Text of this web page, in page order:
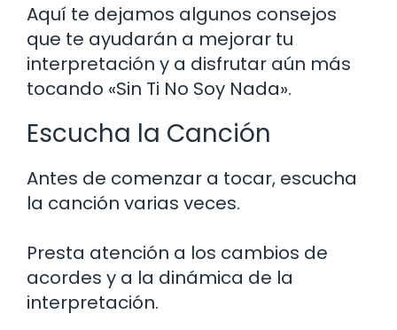
Aquí te dejamos algunos consejos
que te ayudarán a mejorar tu
interpretación y a disfrutar aún más
tocando «Sin Ti No Soy Nada».
Escucha la Canción
Antes de comenzar a tocar, escucha
la canción varias veces.
Presta atención a los cambios de
acordes y a la dinámica de la
interpretación.